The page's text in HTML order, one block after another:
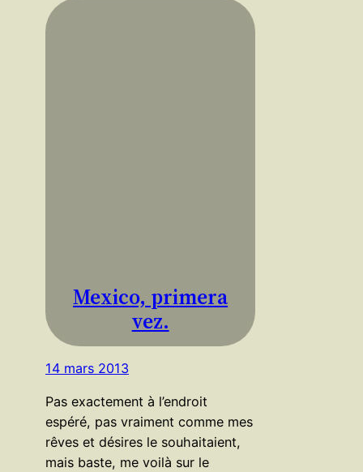
Mexico, primera
vez.
14 mars 2013
Pas exactement à l’endroit
espéré, pas vraiment comme mes
rêves et désires le souhaitaient,
mais baste, me voilà sur le